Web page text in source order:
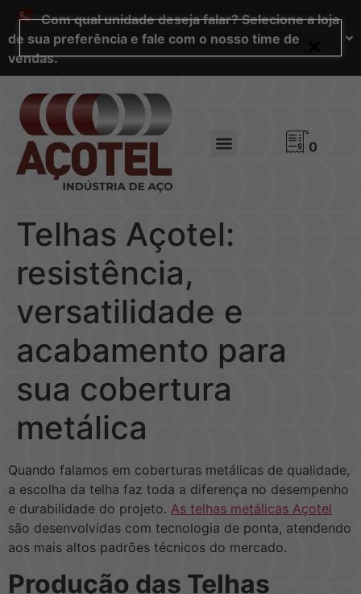
Com qual unidade deseja falar? Selecione a loja
de sua preferência e fale com o nosso time de
vendas.
0
Telhas Açotel:
resistência,
versatilidade e
acabamento para
sua cobertura
metálica
Quando falamos em coberturas metálicas de qualidade,
a escolha da telha faz toda a diferença no desempenho
e durabilidade do projeto. As telhas metálicas Açotel
são desenvolvidas com tecnologia de ponta, atendendo
aos mais altos padrões técnicos do mercado.
Produção das Telhas